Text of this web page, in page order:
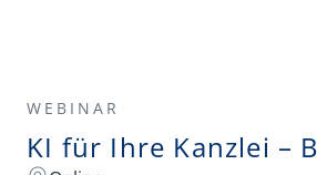
WEBINAR
KI für Ihre Kanzlei –